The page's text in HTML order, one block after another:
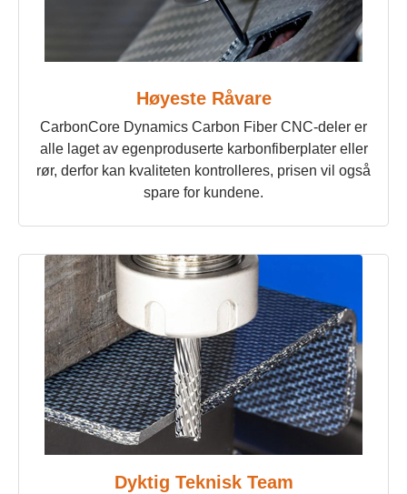
Høyeste Råvare
CarbonCore Dynamics Carbon Fiber CNC-deler er
alle laget av egenproduserte karbonfiberplater eller
rør, derfor kan kvaliteten kontrolleres, prisen vil også
spare for kundene.
Dyktig Teknisk Team